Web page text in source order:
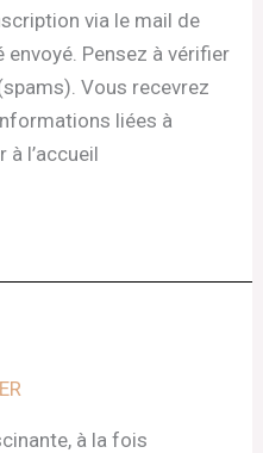
via le mail de
Pensez à vérifier
Vous recevrez
liées à
à l’accueil
à la fois